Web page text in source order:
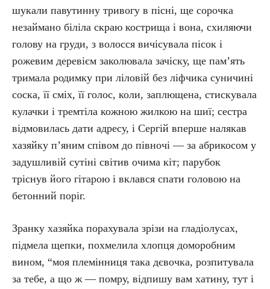
шукали павутинну тривогу в пісні, ще сорочка
незаймано біліла скраю кострища і вона, схиляючи
голову на груди, з волосся вичісувала пісок і
рожевим деревієм заколювала зачіску, ще пам’ять
тримала родимку при ліловій без ліфчика суничині
соска, її сміх, її голос, коли, заплющена, стискувала
кулачки і тремтіла кожною жилкою на шиї; сестра
відмовилась дати адресу, і Сергій вперше налякав
хазяйку п’яним співом до півночі — за абрикосом у
задушливій сутіні світив очима кіт; парубок
тріснув його гітарою і вклався спати головою на
бетонний поріг.
Зранку хазяйка порахувала зрізи на гладіолусах,
підмела щепки, похмелила хлопця доморобним
вином, “моя племінниця така дєвочка, розпитувала
за тебе, а що ж — помру, відпишу вам хатину, тут і